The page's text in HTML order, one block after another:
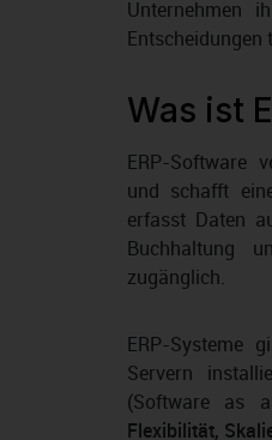
Unternehmen
Entscheidungen
Was ist
ERP-Software
und schafft
erfasst Daten
Buchhaltung
zugänglich.
ERP-Systeme
Servern
(Software as
Flexibilität,